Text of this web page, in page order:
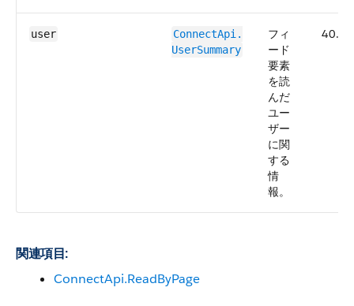
user
ConnectApi.​
UserSummary
フィ
ード
要素
を読
んだ
ユー
ザー
に関
する
情
報。
40.0
関連項目:
ConnectApi.ReadByPage